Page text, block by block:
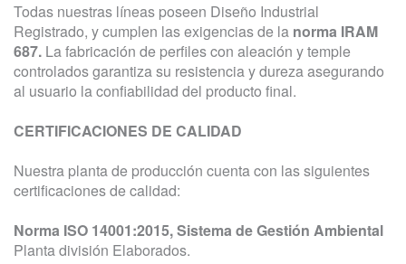
Todas nuestras líneas poseen Diseño Industrial
Registrado, y cumplen las exigencias de la norma IRAM
687. La fabricación de perfiles con aleación y temple
controlados garantiza su resistencia y dureza asegurando
al usuario la confiabilidad del producto final.
CERTIFICACIONES DE CALIDAD
Nuestra planta de producción cuenta con las siguientes
certificaciones de calidad:
Norma ISO 14001:2015, Sistema de Gestión Ambiental
Planta división Elaborados.